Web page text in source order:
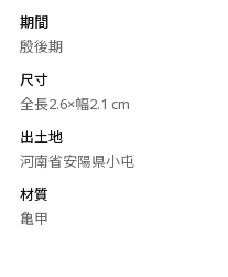
期間
殷後期
尺寸
全長2.6×幅2.1 cm
出土地
河南省安陽県小屯
材質
亀甲